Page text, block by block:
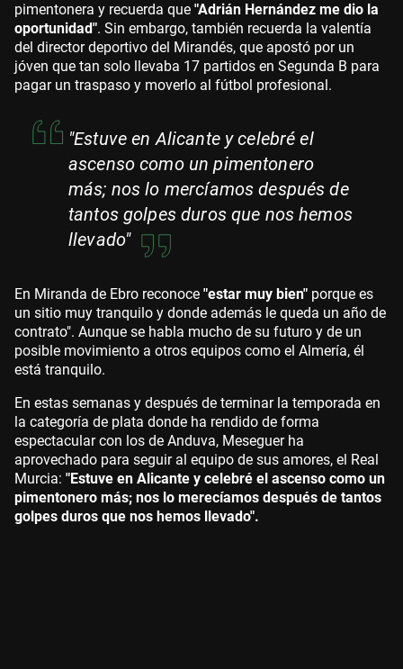
pimentonera y recuerda que "Adrián Hernández me dio la
oportunidad". Sin embargo, también recuerda la valentía
del director deportivo del Mirandés, que apostó por un
jóven que tan solo llevaba 17 partidos en Segunda B para
pagar un traspaso y moverlo al fútbol profesional.
"Estuve en Alicante y celebré el
ascenso como un pimentonero
más; nos lo mercíamos después de
tantos golpes duros que nos hemos
llevado"
En Miranda de Ebro reconoce "estar muy bien" porque es
un sitio muy tranquilo y donde además le queda un año de
contrato". Aunque se habla mucho de su futuro y de un
posible movimiento a otros equipos como el Almería, él
está tranquilo.
En estas semanas y después de terminar la temporada en
la categoría de plata donde ha rendido de forma
espectacular con los de Anduva, Meseguer ha
aprovechado para seguir al equipo de sus amores, el Real
Murcia: "Estuve en Alicante y celebré el ascenso como un
pimentonero más; nos lo merecíamos después de tantos
golpes duros que nos hemos llevado".